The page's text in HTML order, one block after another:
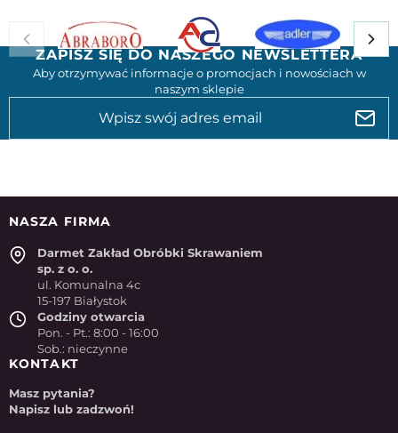
ZAPISZ SIĘ DO NASZEGO NEWSLETTERA
Aby otrzymywać informacje o promocjach i nowościach w
naszym sklepie
NASZA FIRMA
Darmet Zakład Obróbki Skrawaniem
sp. z o. o.
ul. Komunalna 4c
15-197 Białystok
Godziny otwarcia
Pon. - Pt.: 8:00 - 16:00
Sob.: nieczynne
KONTAKT
Masz pytania?
Napisz lub zadzwoń!